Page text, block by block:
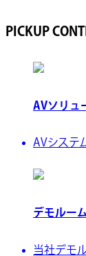
PICKUP
AVソリュ
AVシステ
デモルー
当社デモ